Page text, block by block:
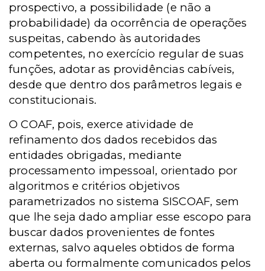
prospectivo, a possibilidade (e não a
probabilidade) da ocorrência de operações
suspeitas, cabendo às autoridades
competentes, no exercício regular de suas
funções, adotar as providências cabíveis,
desde que dentro dos parâmetros legais e
constitucionais.
O COAF, pois, exerce atividade de
refinamento dos dados recebidos das
entidades obrigadas, mediante
processamento impessoal, orientado por
algoritmos e critérios objetivos
parametrizados no sistema SISCOAF, sem
que lhe seja dado ampliar esse escopo para
buscar dados provenientes de fontes
externas, salvo aqueles obtidos de forma
aberta ou formalmente comunicados pelos